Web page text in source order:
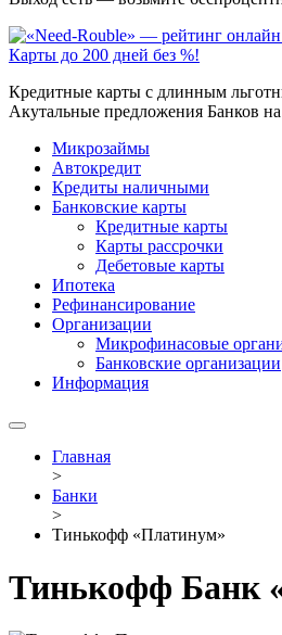
Карты до 200 дней без %!
Кредитные карты с длинным
Акутальные предложения Банков
Микрозаймы
Автокредит
Кредиты наличными
Банковские карты
Кредитные карты
Карты рассрочки
Дебетовые карты
Ипотека
Рефинансирование
Организации
Микрофинасовые
Банковские организации
Информация
Главная
>
Банки
>
Тинькофф «Платинум»
Тинькофф Банк